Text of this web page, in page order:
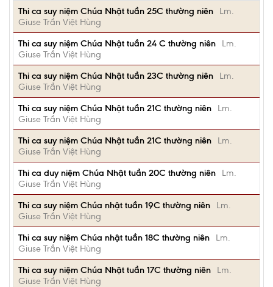
Thi ca suy niệm Chúa Nhật tuần 25C thường niên
Lm.
Giuse Trần Việt Hùng
Thi ca suy niệm Chúa Nhật tuần 24 C thường niên
Lm.
Giuse Trần Việt Hùng
Thi ca suy niệm Chúa Nhật tuần 23C thường niên
Lm.
Giuse Trần Việt Hùng
Thi ca suy niệm Chúa Nhật tuần 21C thường niên
Lm.
Giuse Trần Việt Hùng
Thi ca suy niệm Chúa Nhật tuần 21C thường niên
Lm.
Giuse Trần Việt Hùng
Thi ca duy niệm Chúa Nhật tuần 20C thường niên
Lm.
Giuse Trần Việt Hùng
Thi ca suy niệm Chúa nhật tuần 19C thường niên
Lm.
Giuse Trần Việt Hùng
Thi ca suy niệm Chúa nhật tuần 18C thường niên
Lm.
Giuse Trần Việt Hùng
Thi ca suy niệm Chúa Nhật tuần 17C thường niên
Lm.
Giuse Trần Việt Hùng